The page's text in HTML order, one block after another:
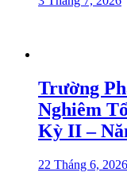
Trường
Nghiêm
Kỳ II –
22 Tháng 6, 2026